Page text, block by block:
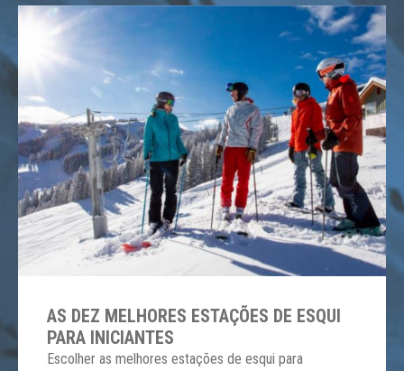
AS DEZ MELHORES ESTAÇÕES DE ESQUI
PARA INICIANTES
Escolher as melhores estações de esqui para